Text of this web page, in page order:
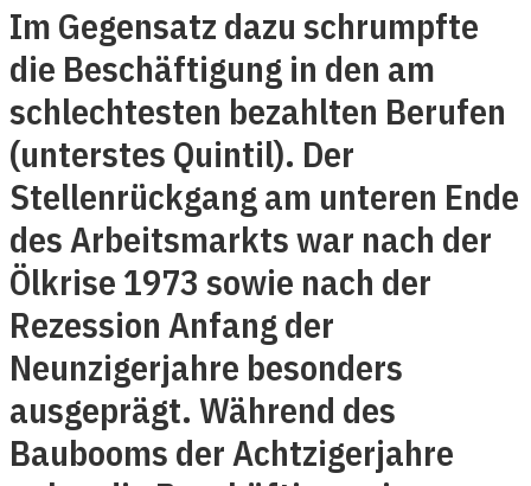
Im Gegensatz dazu schrumpfte
die Beschäftigung in den am
schlechtesten bezahlten Berufen
(unterstes Quintil). Der
Stellenrückgang am unteren Ende
des Arbeitsmarkts war nach der
Ölkrise 1973 sowie nach der
Rezession Anfang der
Neunzigerjahre besonders
ausgeprägt. Während des
Baubooms der Achtzigerjahre